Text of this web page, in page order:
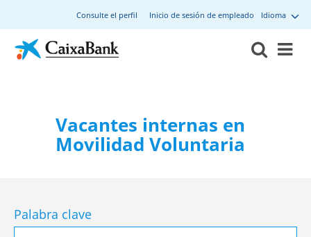
Idioma
Consulte el perfil Inicio de sesión de empleado
Vacantes internas en
Movilidad Voluntaria
Palabra clave